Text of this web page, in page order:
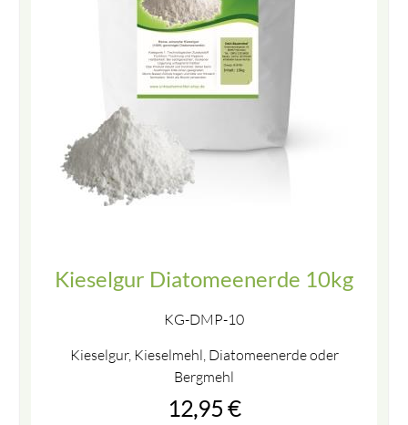
Kieselgur Diatomeenerde 10kg
KG-DMP-10
Kieselgur, Kieselmehl, Diatomeenerde oder
Bergmehl
12,95 €